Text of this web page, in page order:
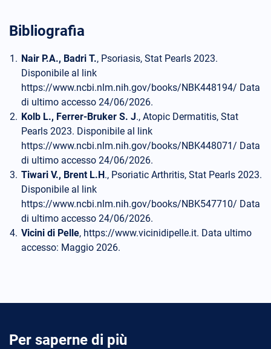
Bibliografia
Nair P.A., Badri T., Psoriasis, Stat Pearls 2023.
Disponibile al link
https://www.ncbi.nlm.nih.gov/books/NBK448194/ Data
di ultimo accesso 24/06/2026.
Kolb L., Ferrer-Bruker S. J., Atopic Dermatitis, Stat
Pearls 2023. Disponibile al link
https://www.ncbi.nlm.nih.gov/books/NBK448071/ Data
di ultimo accesso 24/06/2026.
Tiwari V., Brent L.H., Psoriatic Arthritis, Stat Pearls 2023.
Disponibile al link
https://www.ncbi.nlm.nih.gov/books/NBK547710/ Data
di ultimo accesso 24/06/2026.
Vicini di Pelle, https://www.vicinidipelle.it. Data ultimo
accesso: Maggio 2026.
Per saperne di più